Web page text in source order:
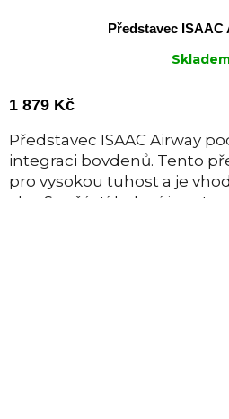
Představec ISAAC
1 879 Kč
Představec ISAAC Airway
integraci bovdenů. Tento
pro vysokou tuhost a je
<br>Součástí balení je set...